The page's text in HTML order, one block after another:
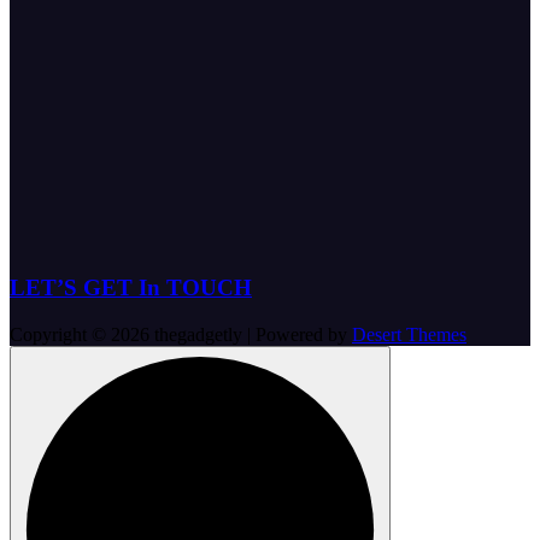
LET’S GET In TOUCH
Copyright © 2026 thegadgetly | Powered by Desert Themes